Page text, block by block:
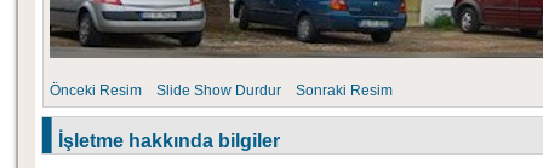
Önceki Resim Slide Show Durdur Sonraki Resim
İşletme hakkında bilgiler